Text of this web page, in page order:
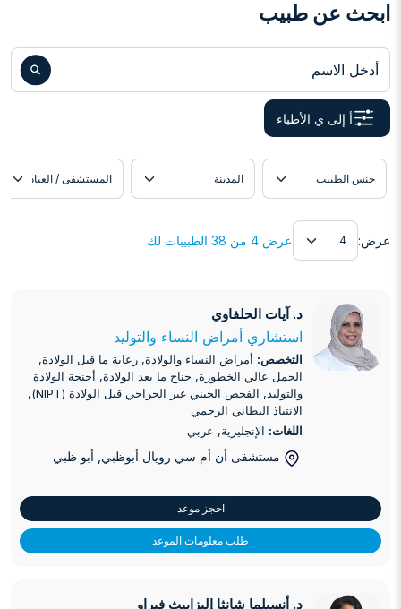
ابحث عن طبيب
أدخل الاسم
أ إلى ي الأطباء
عرض:
عرض
عرض 4 من 38 الطبيبات لك
د. آيات الحلفاوي
د. آيات الحلفاوي
استشاري أمراض النساء والتوليد
التخصص: أمراض النساء والولادة, رعاية ما قبل الولادة,
الحمل عالي الخطورة, جناح ما بعد الولادة, أجنحة الولادة
والتوليد, الفحص الجيني غير الجراحي قبل الولادة (NIPT),
الانتباذ البطاني الرحمي
اللغات: الإنجليزية, عربي
مستشفى أن أم سي رويال أبوظبي , أبو ظبي
احجز موعد
طلب معلومات الموعد
د. أنسيلما شانثا إليزابيث فيراو
د. أنسيلما شانثا إليزابيث فيراو